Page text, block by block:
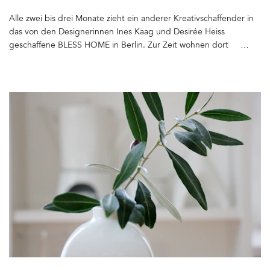
Alle zwei bis drei Monate zieht ein anderer Kreativschaffender in
das von den Designerinnen Ines Kaag und Desirée Heiss
geschaffene BLESS HOME in Berlin. Zur Zeit wohnen dort
eingerichtete Wohnung, in der jeder Gegenstand gekauft
werden kann. Zu den Öffnungszeiten oder nach Vereinbarung
können die Kunden – oder sind es Gäste? – vorbei kommen,
gemeinsam mit den BLESS HOME-Bewohnern einen Kaffee
trinken oder sich nur in Ruhe umschauen. Zu sehen gibt es viel.
Drei Serien bringen die Designerinnen pro Jahr heraus. Alle
Objekte sind nummeriert. Viele sind skurril. Multifunktionale
Holzperlenschnüre, die auch mal als Verlängerungskabel dienen,
witzige Brillen, Hängematten aus Kunstfell, die ich zum ersten Mal
im Berliner 25hours Hotel sah oder die beim Wort genommene
Hairbrush – faszinierend. Übrigens: Samstags könnt Ihr Euch zur
Zeit von Hair Stylist »Hiro« die Haare schneiden lassen. Bitte einen
Termin vereinbaren. BLESS HOME BERLIN , Oderberger Straße